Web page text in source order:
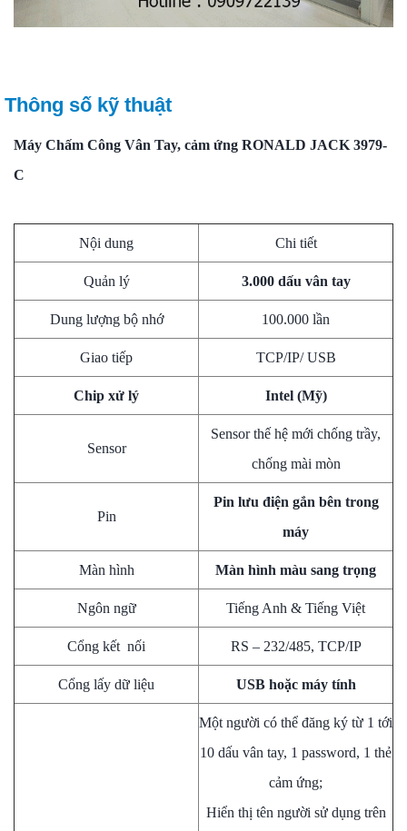
Thông số kỹ thuật
Máy Chấm Công Vân Tay, cảm ứng RONALD JACK 3979-
C
Nội dung Chi tiết
Quản lý 3.000 dấu vân tay
Dung lượng bộ nhớ 100.000 lần
Giao tiếp TCP/IP/ USB
Chip xử lý Intel (Mỹ)
Sensor
Sensor thế hệ mới chống trầy,
chống mài mòn
Pin
Pin lưu điện gắn bên trong
máy
Màn hình Màn hình màu sang trọng
Ngôn ngữ Tiếng Anh & Tiếng Việt
Cổng kết nối RS – 232/485, TCP/IP
Cổng lấy dữ liệu USB hoặc máy tính
Một người có thể đăng ký từ 1 tới
10 dấu vân tay, 1 password, 1 thẻ
cảm ứng;
Hiển thị tên người sử dụng trên